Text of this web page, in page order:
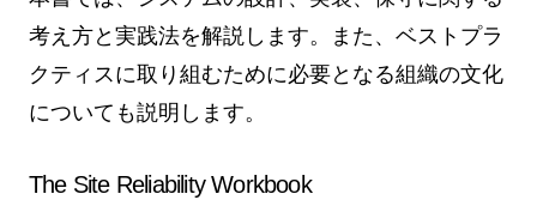
考え方と実践法を解説します。また、ベストプラ
クティスに取り組むために必要となる組織の文化
についても説明します。
The Site Reliability Workbook